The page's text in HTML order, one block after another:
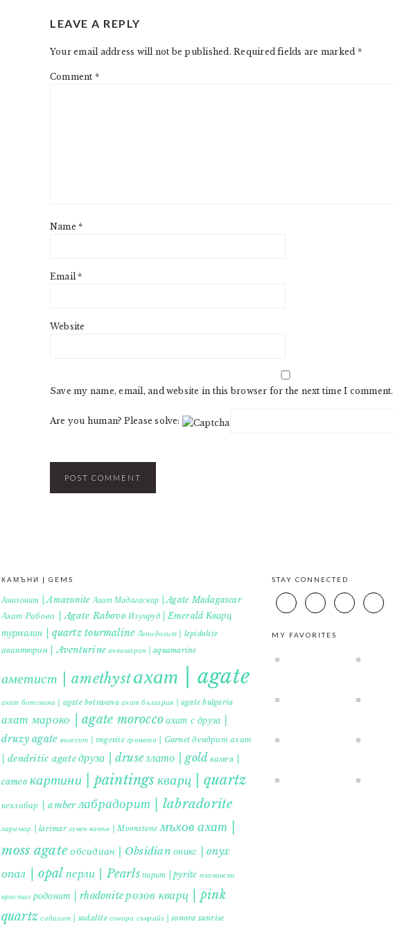
INTERACTIONS
LEAVE A REPLY
Your email address will not be published. Required fields are marked *
Comment *
Name*
Email*
Website
Save my name, email, and website in this browser for the next time I comment.
Are you human? Please solve:
КАМЪНИ | GEMS
Амазонит | Amazonite Ахат Мадагаскар | Agate Madagascar
Ахат Рабово | Agate Rabovo Изумруд | Emerald Кварц
турмалин | quartz tourmaline Лепидолит | lepidolite
авантюрин | Aventurine аквамарин | aquamarine
аметист | amethystахат | agate
ахат ботсвана | agate botswana ахат българия | agate bulgaria
ахат мароко | agate moroccoахат с друза |
druzy agate вогесит | vogesite гранати | Garnet дендрит ахат
| dendritic agateдруза | druseзлато | gold камея |
cameo картини | paintings кварц | quartz
кехлибар | amberлабрадорит | labradorite
ларимар | larimar лунен камък | Moonstone мъхов ахат |
moss agateобсидиан | Obsidian оникс | onyx
опал | opal перли | Pearls пирит | pyrite планински
кристал родонит | rhodoniteрозов кварц | pink
quartz содалит | sodalite сонора сънрайз | sonora sunrise
STAY CONNECTED
MY FAVORITES